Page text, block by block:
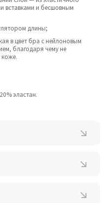
вставками и бесшовным
длины;
в цвет бра с нейлоновым
благодаря чему не
эластан.